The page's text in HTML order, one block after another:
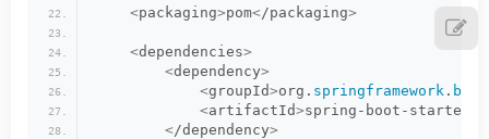
<packaging>pom</packaging>
<dependencies>
<dependency>
<groupId>org. springframework . boot
<artifactId>spring-boot-starter
</dependency>